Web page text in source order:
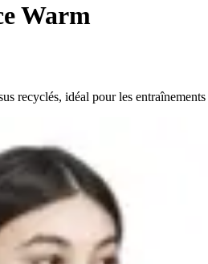
Warm
recyclés, idéal pour les